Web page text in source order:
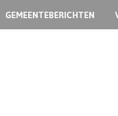
GEMEENTEBERICHTEN